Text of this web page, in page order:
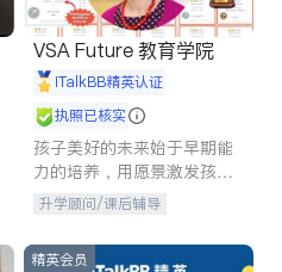
VSA Future 教育学院
iTalkBB精英认证
执照已核实
孩子美好的未来始于早期能
力的培养，用愿景激发孩子
的学习潜力和动力。理念：
石。
升学顾问/课后辅导
精英会员